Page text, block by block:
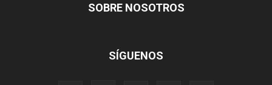
SOBRE NOSOTROS
SÍGUENOS